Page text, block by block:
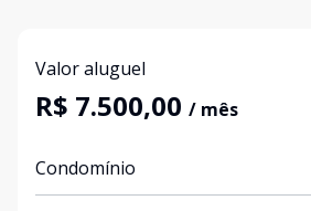
Valor aluguel
R$ 7.500,00 / mês
Condomínio